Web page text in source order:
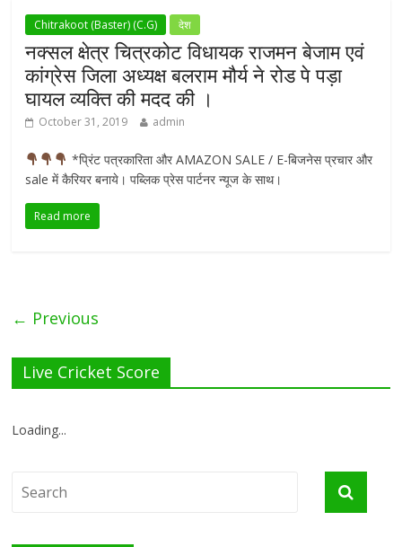
Chitrakoot (Baster) (C.G) देश
नक्सल क्षेत्र चित्रकोट विधायक राजमन बेजाम एवं
कांग्रेस जिला अध्यक्ष बलराम मौर्य ने रोड पे पड़ा
घायल व्यक्ति की मदद की ।
October 31, 2019 admin
*प्रिंट पत्रकारिता और AMAZON SALE / E-बिजनेस प्रचार और
sale में कैरियर बनाये। पब्लिक प्रेस पार्टनर न्यूज के साथ।
Read more
← Previous
Live Cricket Score
Loading...